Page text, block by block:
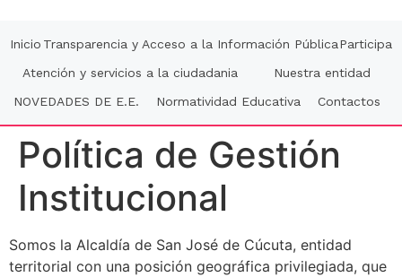
Inicio Transparencia y Acceso a la Información PúblicaParticipa
Atención y servicios a la ciudadania
Nuestra entidad
NOVEDADES DE E.E.
Normatividad Educativa Contactos
Política de Gestión
Institucional
Somos la Alcaldía de San José de Cúcuta, entidad
territorial con una posición geográfica privilegiada, que